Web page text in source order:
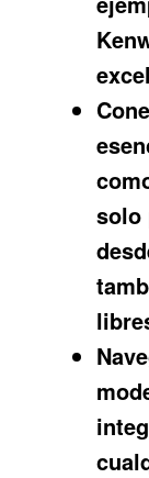
solo